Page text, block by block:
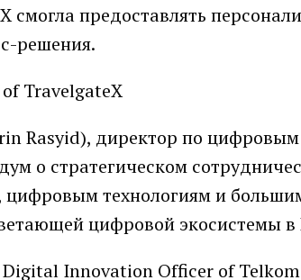
смогла предоставлять
решения.
Rasyid), директор по
о стратегическом
технологиям и
цифровой экосистемы